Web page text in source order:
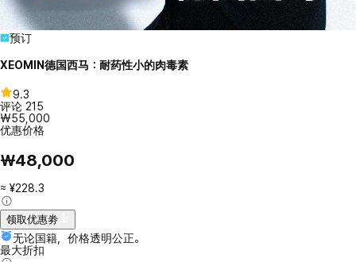
预订
XEOMIN德国西马：耐药性小的肉毒素
9.3
评论 215
₩55,000
优惠价格
₩48,000
≈ ¥228.3
领取优惠劵
无论国籍，价格透明公正。
最大折扣